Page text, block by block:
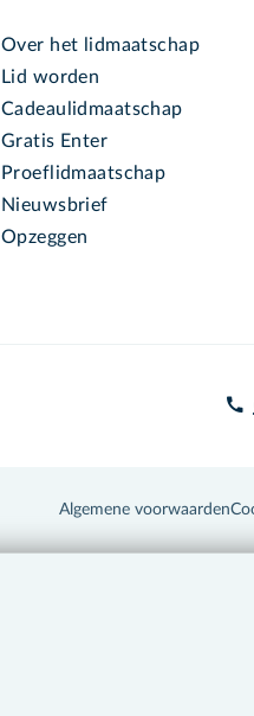
Over het lidmaatschap
Lid worden
Cadeaulidmaatschap
Gratis Enter
Proeflidmaatschap
Nieuwsbrief
Opzeggen
Algemene voorwaarden